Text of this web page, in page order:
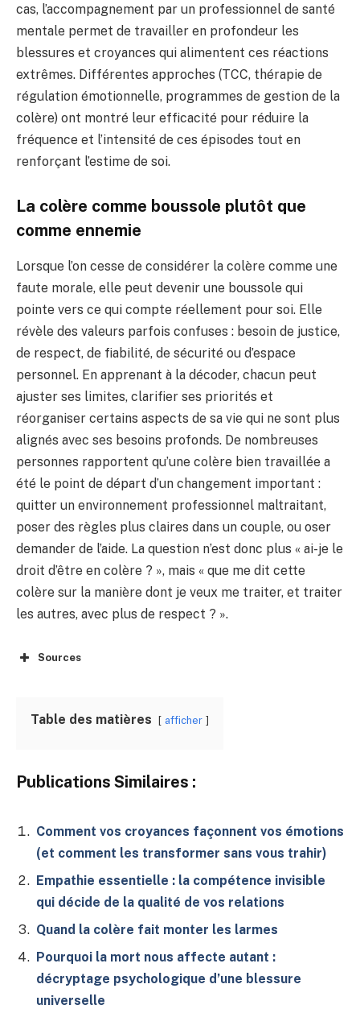
cas, l’accompagnement par un professionnel de santé
mentale permet de travailler en profondeur les
blessures et croyances qui alimentent ces réactions
extrêmes. Différentes approches (TCC, thérapie de
régulation émotionnelle, programmes de gestion de la
colère) ont montré leur efficacité pour réduire la
fréquence et l’intensité de ces épisodes tout en
renforçant l’estime de soi.
La colère comme boussole plutôt que
comme ennemie
Lorsque l’on cesse de considérer la colère comme une
faute morale, elle peut devenir une boussole qui
pointe vers ce qui compte réellement pour soi. Elle
révèle des valeurs parfois confuses : besoin de justice,
de respect, de fiabilité, de sécurité ou d’espace
personnel. En apprenant à la décoder, chacun peut
ajuster ses limites, clarifier ses priorités et
réorganiser certains aspects de sa vie qui ne sont plus
alignés avec ses besoins profonds. De nombreuses
personnes rapportent qu’une colère bien travaillée a
été le point de départ d’un changement important :
quitter un environnement professionnel maltraitant,
poser des règles plus claires dans un couple, ou oser
demander de l’aide. La question n’est donc plus « ai-je le
droit d’être en colère ? », mais « que me dit cette
colère sur la manière dont je veux me traiter, et traiter
les autres, avec plus de respect ? ».
Sources
Table des matières afficher
Publications Similaires :
Comment vos croyances façonnent vos émotions
(et comment les transformer sans vous trahir)
Empathie essentielle : la compétence invisible
qui décide de la qualité de vos relations
Quand la colère fait monter les larmes
Pourquoi la mort nous affecte autant :
décryptage psychologique d’une blessure
universelle